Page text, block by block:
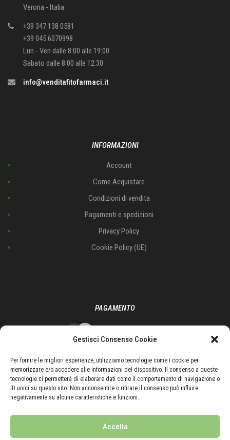
Gestisci Consenso Cookie
Per fornire le migliori esperienze, utilizziamo tecnologie come i cookie per
memorizzare e/o accedere alle informazioni del dispositivo. Il consenso a queste
tecnologie ci permetterà di elaborare dati come il comportamento di navigazione o
ID unici su questo sito. Non acconsentire o ritirare il consenso può influire
negativamente su alcune caratteristiche e funzioni.
Accetta
Verona - Italia
+39 347 138 0581
+39 045 6070998
Lun - Ven dalle 8:00 alle 19:00
Sabato dalle 8:00 alle 12:30
info@venditafitofarmaci.it
INFORMAZIONI
Account
Come Acquistare
Condizioni di vendita
Pagamenti e spedizioni
Privacy Policy
Cookie Policy (UE)
PAGAMENTO